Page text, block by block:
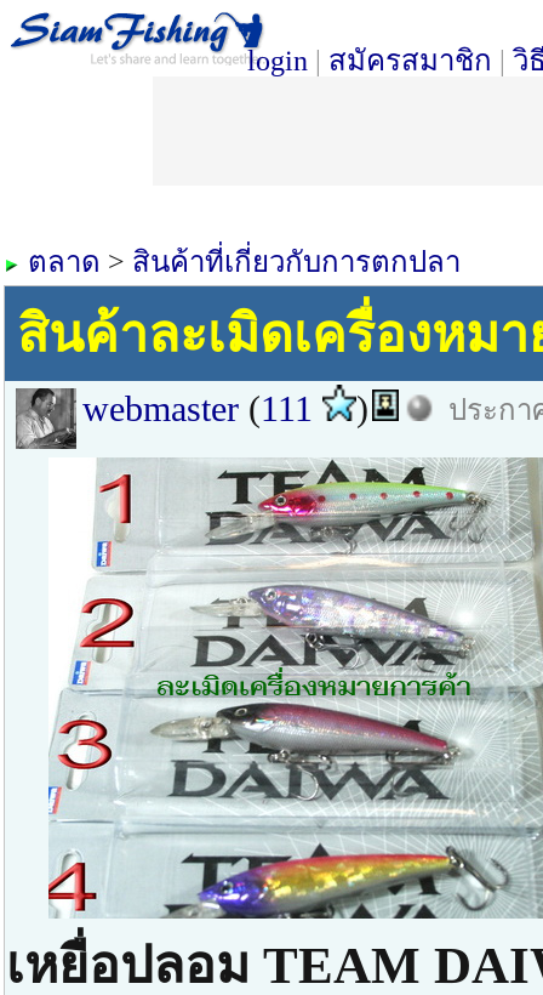
login | สมัครสมาชิก | วิ
ตลาด > สินค้าที่เกี่ยวกับการตกปลา
สินค้าละเมิดเครื่องหม
webmaster (111 ) ประกา
เหยื่อปลอม TEAM